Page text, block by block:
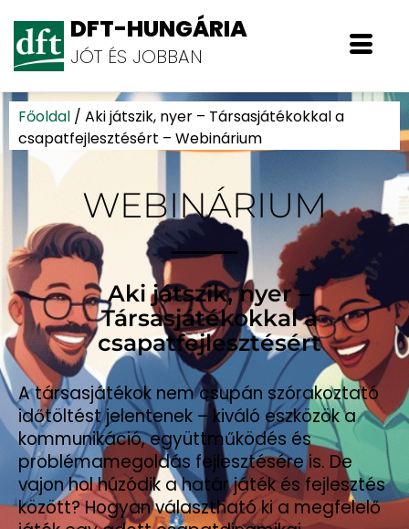
DFT-HUNGÁRIA
JÓT ÉS JOBBAN
Főoldal / Aki játszik, nyer – Társasjátékokkal a
csapatfejlesztésért – Webinárium
WEBINÁRIUM
Aki játszik, nyer –
Társasjátékokkal a
csapatfejlesztésért
A társasjátékok nem csupán szórakoztató
időtöltést jelentenek – kiváló eszközök a
kommunikáció, együttműködés és
problémamegoldás fejlesztésére is. De
vajon hol húzódik a határ játék és fejlesztés
között? Hogyan választható ki a megfelelő